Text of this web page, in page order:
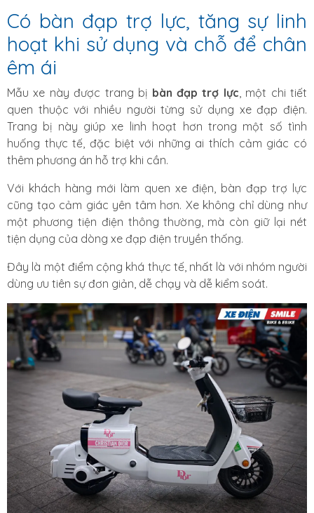
Có bàn đạp trợ lực, tăng sự linh
hoạt khi sử dụng và chỗ để chân
êm ái
Mẫu xe này được trang bị bàn đạp trợ lực, một chi tiết
quen thuộc với nhiều người từng sử dụng xe đạp điện.
Trang bị này giúp xe linh hoạt hơn trong một số tình
huống thực tế, đặc biệt với những ai thích cảm giác có
thêm phương án hỗ trợ khi cần.
Với khách hàng mới làm quen xe điện, bàn đạp trợ lực
cũng tạo cảm giác yên tâm hơn. Xe không chỉ dùng như
một phương tiện điện thông thường, mà còn giữ lại nét
tiện dụng của dòng xe đạp điện truyền thống.
Đây là một điểm cộng khá thực tế, nhất là với nhóm người
dùng ưu tiên sự đơn giản, dễ chạy và dễ kiểm soát.